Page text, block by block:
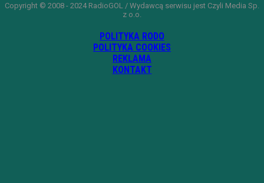
Copyright © 2008 - 2024 RadioGOL / Wydawcą serwisu jest Czyli Media Sp.
z o.o.
POLITYKA RODO
POLITYKA COOKIES
REKLAMA
KONTAKT